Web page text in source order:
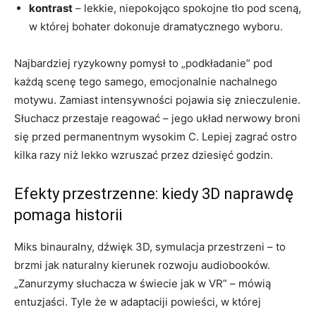
kontrast – lekkie, niepokojąco spokojne tło pod sceną,
w której bohater dokonuje dramatycznego wyboru.
Najbardziej ryzykowny pomysł to „podkładanie” pod
każdą scenę tego samego, emocjonalnie nachalnego
motywu. Zamiast intensywności pojawia się znieczulenie.
Słuchacz przestaje reagować – jego układ nerwowy broni
się przed permanentnym wysokim C. Lepiej zagrać ostro
kilka razy niż lekko wzruszać przez dziesięć godzin.
Efekty przestrzenne: kiedy 3D naprawdę
pomaga historii
Miks binauralny, dźwięk 3D, symulacja przestrzeni – to
brzmi jak naturalny kierunek rozwoju audiobooków.
„Zanurzymy słuchacza w świecie jak w VR” – mówią
entuzjaści. Tyle że w adaptaciji powieści, w której